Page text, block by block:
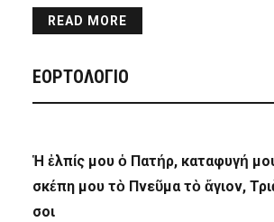
READ MORE
ΕΟΡΤΟΛΟΓΙΟ
Ἡ ἐλπίς μου ὁ Πατήρ, καταφυγή
σκέπη μου τὸ Πνεῦμα τὸ ἅγιον,
σοι